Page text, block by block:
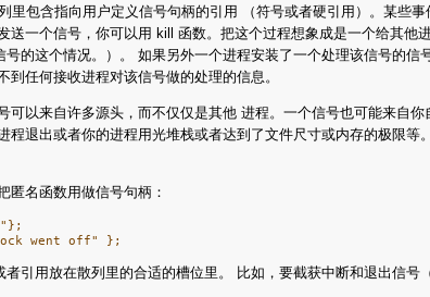
里包含指向用户定义信号句柄的引用 （符号或者硬引用）。某
送一个信号，你可以用 kill 函数。把这个过程想象成是一个给其
的这个情况。）。 如果另外一个进程安装了一个处理该信号的
任何接收进程对该信号做的处理的信息。
以来自许多源头，而不仅仅是其他 进程。一个信号也可能来自
程退出或者你的进程用光堆栈或者达到了文件尺寸或内存的极限
匿名函数用做信号句柄：
引用放在散列里的合适的槽位里。 比如，要截获中断和退出信